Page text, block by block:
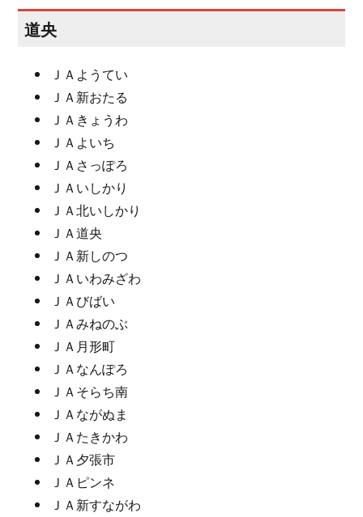
道央
ＪＡようてい
ＪＡ新おたる
ＪＡきょうわ
ＪＡよいち
ＪＡさっぽろ
ＪＡいしかり
ＪＡ北いしかり
ＪＡ道央
ＪＡ新しのつ
ＪＡいわみざわ
ＪＡびばい
ＪＡみねのぶ
ＪＡ月形町
ＪＡなんぽろ
ＪＡそらち南
ＪＡながぬま
ＪＡたきかわ
ＪＡ夕張市
ＪＡピンネ
ＪＡ新すながわ